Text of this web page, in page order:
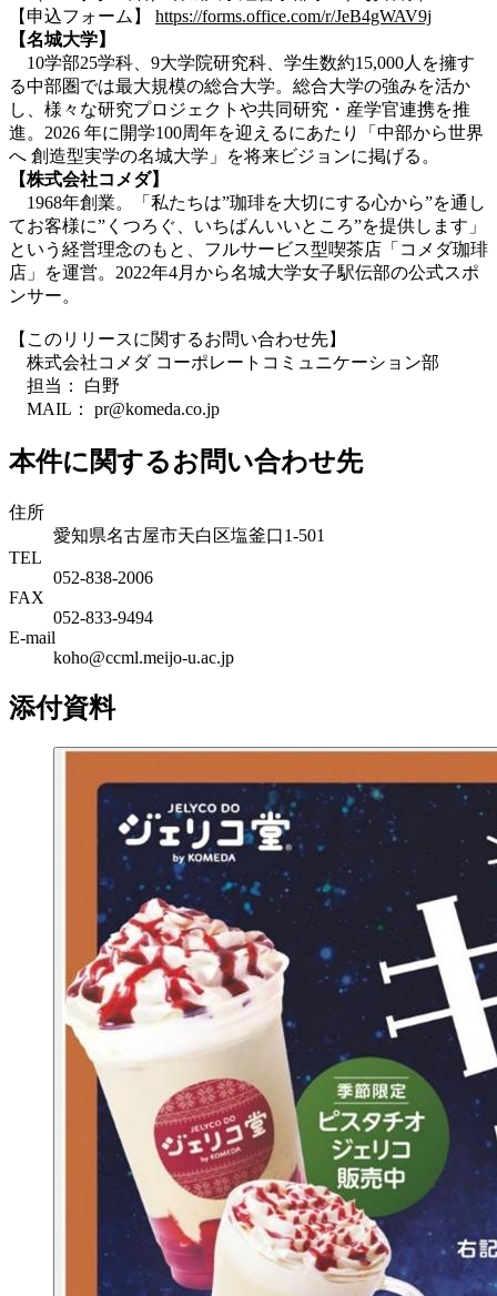
【申込フォーム】 https://forms.office.com/r/JeB4gWAV9j
【名城大学】
10学部25学科、9大学院研究科、学生数約15,000人を擁す
る中部圏では最大規模の総合大学。総合大学の強みを活か
し、様々な研究プロジェクトや共同研究・産学官連携を推
進。2026 年に開学100周年を迎えるにあたり「中部から世界
へ 創造型実学の名城大学」を将来ビジョンに掲げる。
【株式会社コメダ】
1968年創業。「私たちは”珈琲を大切にする心から”を通し
てお客様に”くつろぐ、いちばんいいところ”を提供します」
という経営理念のもと、フルサービス型喫茶店「コメダ珈琲
店」を運営。2022年4月から名城大学女子駅伝部の公式スポ
ンサー。
【このリリースに関するお問い合わせ先】
株式会社コメダ コーポレートコミュニケーション部
担当： 白野
MAIL： pr@komeda.co.jp
本件に関するお問い合わせ先
住所
愛知県名古屋市天白区塩釜口1-501
TEL
052-838-2006
FAX
052-833-9494
E-mail
koho@ccml.meijo-u.ac.jp
添付資料